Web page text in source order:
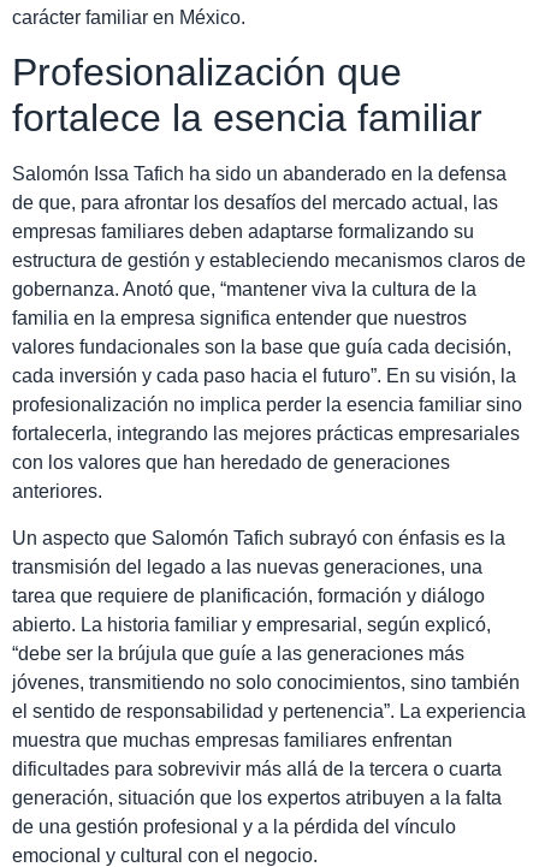
carácter familiar en México.
Profesionalización que
fortalece la esencia familiar
Salomón Issa Tafich ha sido un abanderado en la defensa
de que, para afrontar los desafíos del mercado actual, las
empresas familiares deben adaptarse formalizando su
estructura de gestión y estableciendo mecanismos claros de
gobernanza. Anotó que, “mantener viva la cultura de la
familia en la empresa significa entender que nuestros
valores fundacionales son la base que guía cada decisión,
cada inversión y cada paso hacia el futuro”. En su visión, la
profesionalización no implica perder la esencia familiar sino
fortalecerla, integrando las mejores prácticas empresariales
con los valores que han heredado de generaciones
anteriores.
Un aspecto que Salomón Tafich subrayó con énfasis es la
transmisión del legado a las nuevas generaciones, una
tarea que requiere de planificación, formación y diálogo
abierto. La historia familiar y empresarial, según explicó,
“debe ser la brújula que guíe a las generaciones más
jóvenes, transmitiendo no solo conocimientos, sino también
el sentido de responsabilidad y pertenencia”. La experiencia
muestra que muchas empresas familiares enfrentan
dificultades para sobrevivir más allá de la tercera o cuarta
generación, situación que los expertos atribuyen a la falta
de una gestión profesional y a la pérdida del vínculo
emocional y cultural con el negocio.